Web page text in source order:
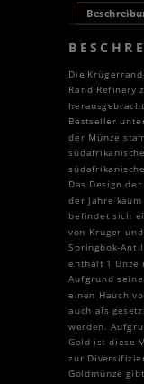
Die
Rand Refinery
Bestseller
der Münze
Das Design
der Jahre
befindet sich
von Kruger
Springbok-
enthält 1 Unze
Aufgrund
einen Hauch
auch als
werden.
Gold ist diese
zur
Goldmünze